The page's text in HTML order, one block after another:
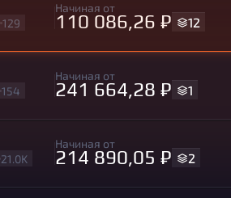
129
Начиная от
110 086,26 ₽ 12
154
Начиная от
241 664,28 ₽ 1
21.0K
Начиная от
214 890,05 ₽ 2